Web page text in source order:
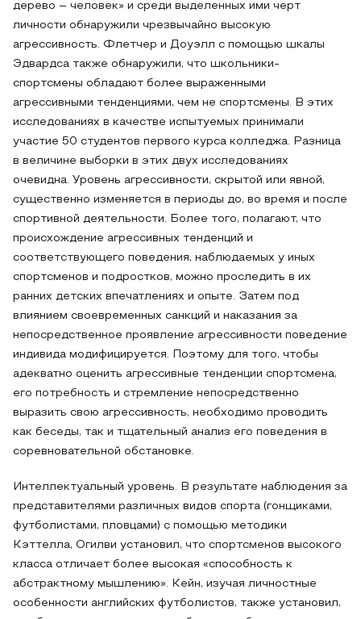
дерево – человек» и среди выделенных ими черт
личности обнаружили чрезвычайно высокую
агрессивность. Флетчер и Доуэлл с помощью шкалы
Эдвардса также обнаружили, что школьники-
спортсмены обладают более выраженными
агрессивными тенденциями, чем не спортсмены. В этих
исследованиях в качестве испытуемых принимали
участие 50 студентов первого курса колледжа. Разница
в величине выборки в этих двух исследованиях
очевидна. Уровень агрессивности, скрытой или явной,
существенно изменяется в периоды до, во время и после
спортивной деятельности. Более того, полагают, что
происхождение агрессивных тенденций и
соответствующего поведения, наблюдаемых у иных
спортсменов и подростков, можно проследить в их
ранних детских впечатлениях и опыте. Затем под
влиянием своевременных санкций и наказания за
непосредственное проявление агрессивности поведение
индивида модифицируется. Поэтому для того, чтобы
адекватно оценить агрессивные тенденции спортсмена,
его потребность и стремление непосредственно
выразить свою агрессивность, необходимо проводить
как беседы, так и тщательный анализ его поведения в
соревновательной обстановке.
Интеллектуальный уровень. В результате наблюдения за
представителями различных видов спорта (гонщиками,
футболистами, пловцами) с помощью методики
Кэттелла, Огилви установил, что спортсменов высокого
класса отличает более высокая «способность к
абстрактному мышлению». Кейн, изучая личностные
особенности английских футболистов, также установил,